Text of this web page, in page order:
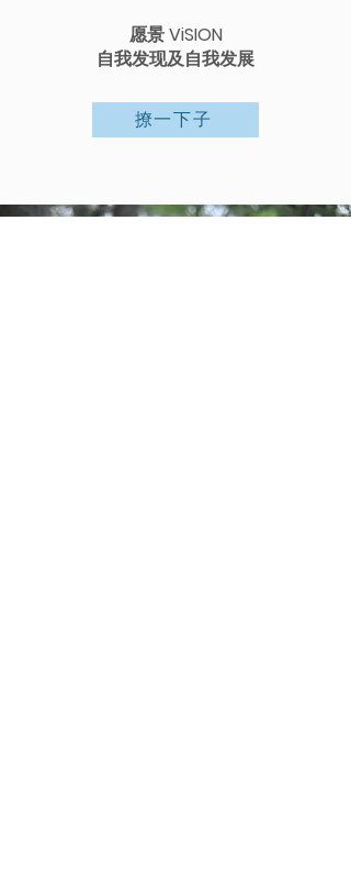
愿景 ViSION
自我发现及自我发展
撩一下子